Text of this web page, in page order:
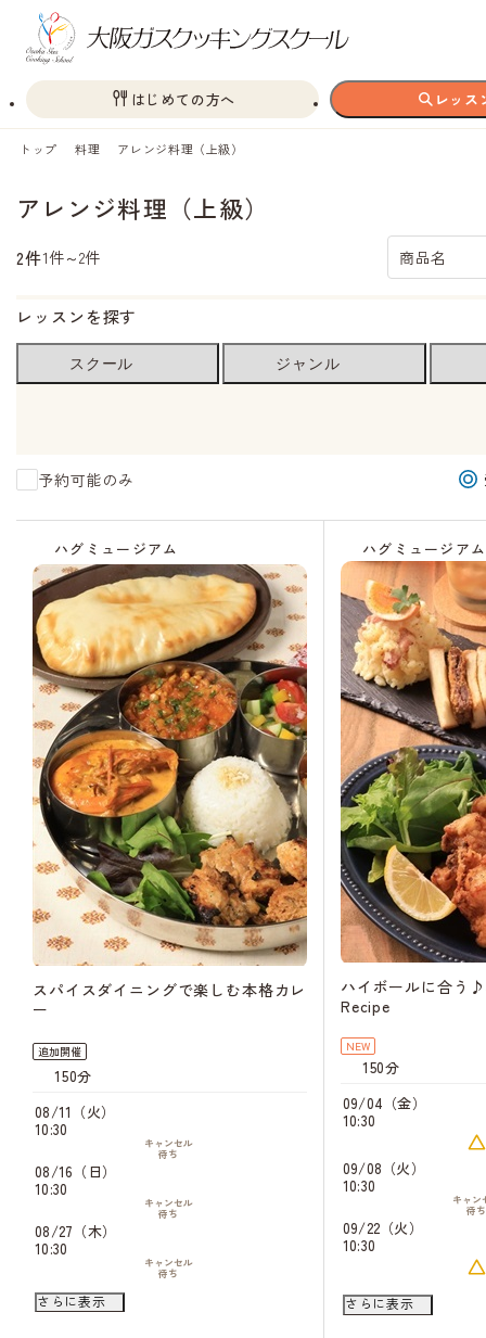
はじめての方へ レッス
トップ 料理 アレンジ料理（上級）
アレンジ料理（上級）
2件1件～2件 商品名
レッスンを探す
スクール ジャンル
予約可能のみ
ハグミュージアム
スパイスダイニングで楽しむ本格カレ
ー
追加開催
150分
08/11（火）
10:30
キャンセル
待ち
08/16（日）
10:30
キャンセル
待ち
08/27（木）
10:30
キャンセル
待ち
08/29（土）
10:30
さらに表示
ハグミュージアム
ハイボールに合う
Recipe
NEW
150分
09/04（金）
10:30
09/08（火）
10:30
キャン
待ち
09/22（火）
10:30
09/23（水）
10:30
さらに表示